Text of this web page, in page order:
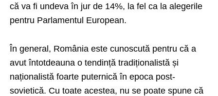
că va fi undeva în jur de 14%, la fel ca la alegerile
pentru Parlamentul European.
În general, România este cunoscută pentru că a
avut întotdeauna o tendință tradiționalistă și
naționalistă foarte puternică în epoca post-
sovietică. Cu toate acestea, nu se poate spune că